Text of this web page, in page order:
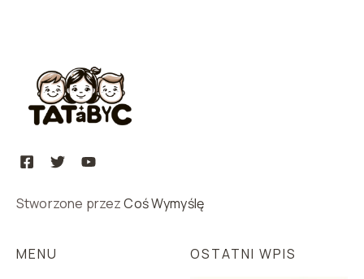
Stworzone przezCoś Wymyślę
MENU OSTATNI WPIS